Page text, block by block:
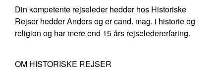
Din kompetente rejseleder hedder hos Historiske
Rejser hedder Anders og er cand. mag. i historie og
religion og har mere end 15 års rejseledererfaring.
OM HISTORISKE REJSER